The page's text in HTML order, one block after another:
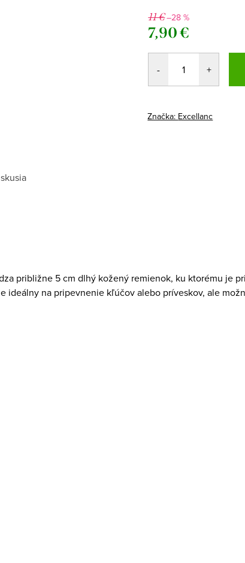
11 €–28 %
7,90 €
Jednotková
Značka: Excellanc
približne 5 cm dlhý kožený remienok, ku ktorému je
ideálny na pripevnenie kľúčov alebo príveskov, ale